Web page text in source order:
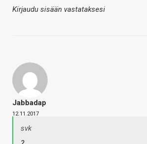
Kirjaudu sisään vastataksesi
Jabbadap
12.11.2017
svk